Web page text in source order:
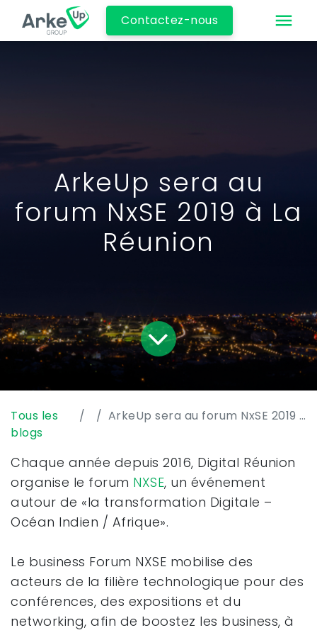
Contactez-nous
ArkeUp sera au
forum NxSE 2019 à La
Réunion
Tous les
blogs
ArkeUp sera au forum NxSE 2019 à La Réunion
Chaque année depuis 2016, Digital Réunion
organise le forum NXSE, un événement
autour de «la transformation Digitale –
Océan Indien / Afrique».
Le business Forum NXSE mobilise des
acteurs de la filière technologique pour des
conférences, des expositions et du
networking, afin de boostez les business, à